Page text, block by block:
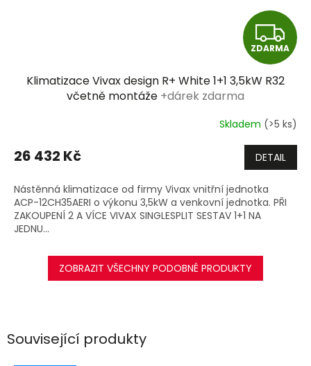
Související produkty
Z
D
A
R
M
A
ZDARMA
Klimatizace Vivax design R+ White 1+1 3,5kW R32
včetně montáže +dárek zdarma
Skladem (>5 ks)
26 432 Kč DETAIL
Nástěnná klimatizace od firmy Vivax vnitřní jednotka
ACP-12CH35AERI o výkonu 3,5kW a venkovní jednotka. PŘI
ZAKOUPENÍ 2 A VÍCE VIVAX SINGLESPLIT SESTAV 1+1 NA
JEDNU...
ZOBRAZIT VŠECHNY PODOBNÉ PRODUKTY